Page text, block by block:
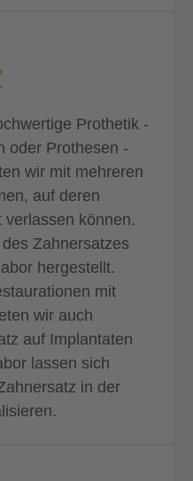
Prothetik -
oder Prothesen -
wir mit mehreren
auf deren
verlassen können.
Zahnersatzes
hergestellt.
mit
wir auch
auf Implantaten
lassen sich
in der